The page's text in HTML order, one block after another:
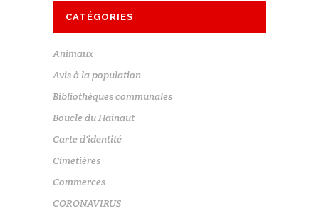
CATÉGORIES
Animaux
Avis à la population
Bibliothèques communales
Boucle du Hainaut
Carte d'identité
Cimetières
Commerces
CORONAVIRUS